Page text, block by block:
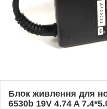
Блок живлення для
6530b 19V 4.74 A